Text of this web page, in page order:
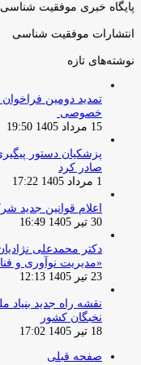
پایگاه خبری موفقیت شناسی
انتشارات موفقیت شناسی
نوشته‌های تازه
تمدید دومین
خصوصی
15 مرداد 1405 19:50
صادر کرد
1 مرداد 1405 17:22
اعلام قوانین جدید
30 تیر 1405 16:49
دکتر محمدعلی
«مدیریت نوآوری و
23 تیر 1405 12:13
نقشه راه جدید
نخبگان کشور
18 تیر 1405 17:02
صفحه قبلی